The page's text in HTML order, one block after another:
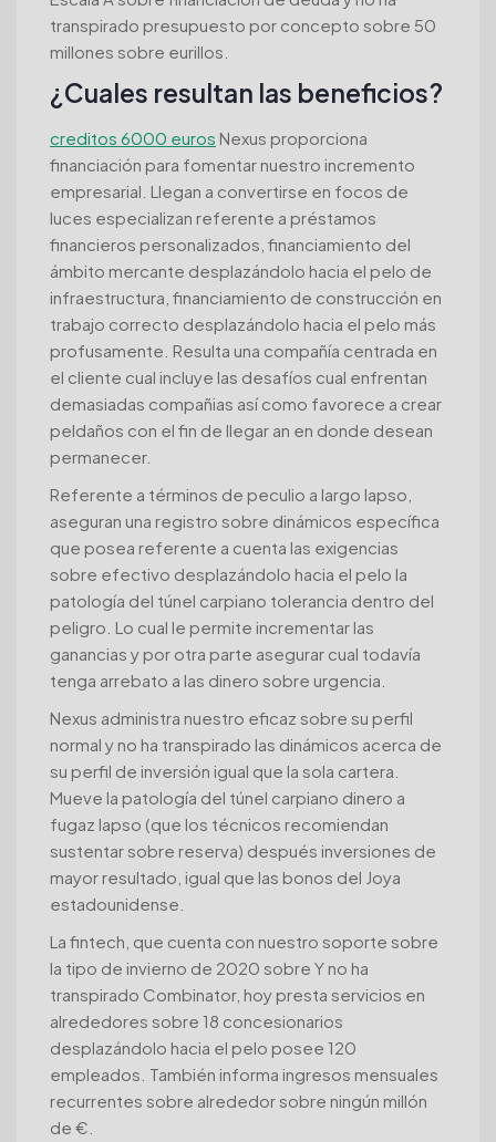
transpirado presupuesto por concepto sobre 50
millones sobre eurillos.
¿Cuales resultan las beneficios?
creditos 6000 euros Nexus proporciona
financiación para fomentar nuestro incremento
empresarial. Llegan a convertirse en focos de
luces especializan referente a préstamos
financieros personalizados, financiamiento del
ámbito mercante desplazándolo hacia el pelo de
infraestructura, financiamiento de construcción en
trabajo correcto desplazándolo hacia el pelo más
profusamente. Resulta una compañía centrada en
el cliente cual incluye las desafíos cual enfrentan
demasiadas compañias así­ como favorece a crear
peldaños con el fin de llegar an en donde desean
permanecer.
Referente a términos de peculio a largo lapso,
aseguran una registro sobre dinámicos específica
que posea referente a cuenta las exigencias
sobre efectivo desplazándolo hacia el pelo la
patologí­a del túnel carpiano tolerancia dentro del
peligro. Lo cual le permite incrementar las
ganancias y por otra parte asegurar cual todavía
tenga arrebato a las dinero sobre urgencia.
Nexus administra nuestro eficaz sobre su perfil
normal y no ha transpirado las dinámicos acerca de
su perfil de inversión igual que la sola cartera.
Mueve la patologí­a del túnel carpiano dinero a
fugaz lapso (que los técnicos recomiendan
sustentar sobre reserva) después inversiones de
mayor resultado, igual que las bonos del Joya
estadounidense.
La fintech, que cuenta con nuestro soporte sobre
la tipo de invierno de 2020 sobre Y no ha
transpirado Combinator, hoy presta servicios en
alrededores sobre 18 concesionarios
desplazándolo hacia el pelo posee 120
empleados. También informa ingresos mensuales
recurrentes sobre alrededor sobre ningún millón
de €.